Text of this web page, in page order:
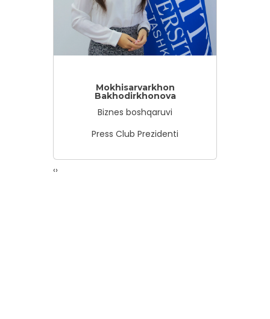
Mokhisarvarkhon
Bakhodirkhonova
Biznes boshqaruvi
Press Club Prezidenti
‹›